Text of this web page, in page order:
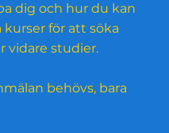
dig och hur du kan
kurser för att söka
vidare studier.
behövs, bara